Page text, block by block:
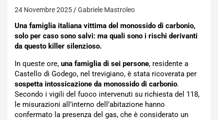
24 Novembre 2025 Gabriele Mastroleo
Una famiglia italiana vittima del monossido di carbonio,
solo per caso sono salvi: ma quali sono i rischi derivanti
da questo killer silenzioso.
In queste ore, una famiglia di sei persone, residente a
Castello di Godego, nel trevigiano, è stata ricoverata per
sospetta intossicazione da monossido di carbonio.
Secondo i vigili del fuoco intervenuti su richiesta del 118,
le misurazioni all’interno dell’abitazione hanno
confermato la presenza del gas, che è considerato un